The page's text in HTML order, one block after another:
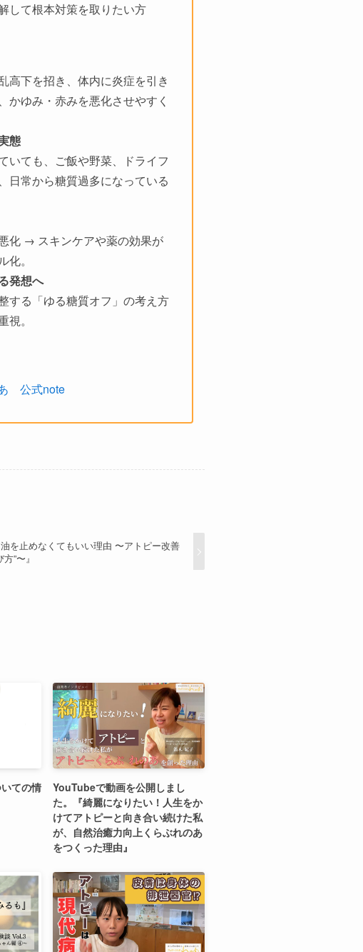
して根本対策を取りたい方
高下を招き、体内に炎症を引き
かゆみ・赤みを悪化させやすく
態
いても、ご飯や野菜、ドライフ
日常から糖質過多になっている
→ スキンケアや薬の効果が
。
発想へ
する「ゆる糖質オフ」の考え方
。
あ 公式note
を止めなくてもいい理由 〜アトピー改善
”〜』
ての情
YouTubeで動画を公開しまし
た。『綺麗になりたい！人生をか
けてアトピーと向き合い続けた私
が、自然治癒力向上くらぶれのあ
をつくった理由』